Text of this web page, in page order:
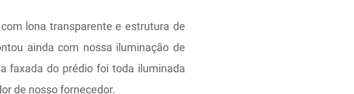
lona transparente e estrutura de
ainda com nossa iluminação de
faxada do prédio foi toda iluminada
de nosso fornecedor.